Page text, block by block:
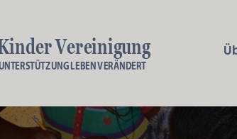
Vereinigung
LEBEN VERÄNDERT